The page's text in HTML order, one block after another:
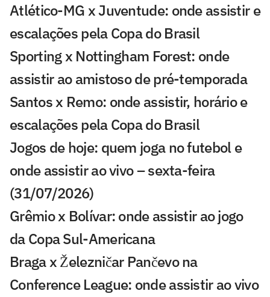
Atlético-MG x Juventude: onde assistir e
escalações pela Copa do Brasil
Sporting x Nottingham Forest: onde
assistir ao amistoso de pré-temporada
Santos x Remo: onde assistir, horário e
escalações pela Copa do Brasil
Jogos de hoje: quem joga no futebol e
onde assistir ao vivo – sexta-feira
(31/07/2026)
Grêmio x Bolívar: onde assistir ao jogo
da Copa Sul-Americana
Braga x Železničar Pančevo na
Conference League: onde assistir ao vivo